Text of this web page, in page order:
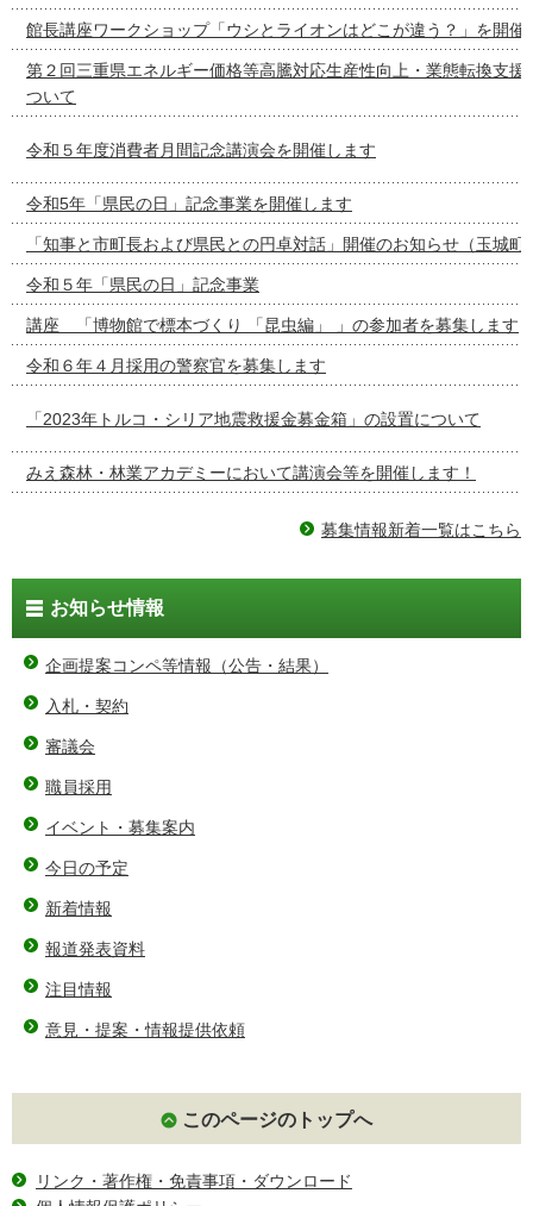
館長講座ワークショップ「ウシとライオンはどこが違う？」を開催
第２回三重県エネルギー価格等高騰対応生産性向上・業態転換支援
ついて
令和５年度消費者月間記念講演会を開催します
令和5年「県民の日」記念事業を開催します
「知事と市町長および県民との円卓対話」開催のお知らせ（玉城町
令和５年「県民の日」記念事業
講座 「博物館で標本づくり 「昆虫編」 」の参加者を募集します
令和６年４月採用の警察官を募集します
「2023年トルコ・シリア地震救援金募金箱」の設置について
みえ森林・林業アカデミーにおいて講演会等を開催します！
募集情報新着一覧はこちら
お知らせ情報
企画提案コンペ等情報（公告・結果）
入札・契約
審議会
職員採用
イベント・募集案内
今日の予定
新着情報
報道発表資料
注目情報
意見・提案・情報提供依頼
このページのトップへ
リンク・著作権・免責事項・ダウンロード